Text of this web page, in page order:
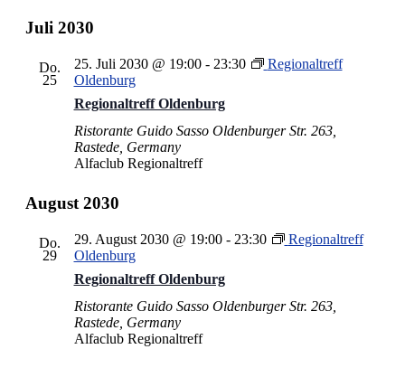
Juli 2030
Do.
25
Regionaltreff Oldenburg
25. Juli 2030 @ 19:00- 23:30
Regionaltreff
Oldenburg
Ristorante Guido Sasso Oldenburger Str. 263,
Rastede, Germany
Alfaclub Regionaltreff
August 2030
Do.
29
Regionaltreff Oldenburg
29. August 2030 @ 19:00- 23:30
Regionaltreff
Oldenburg
Ristorante Guido Sasso Oldenburger Str. 263,
Rastede, Germany
Alfaclub Regionaltreff